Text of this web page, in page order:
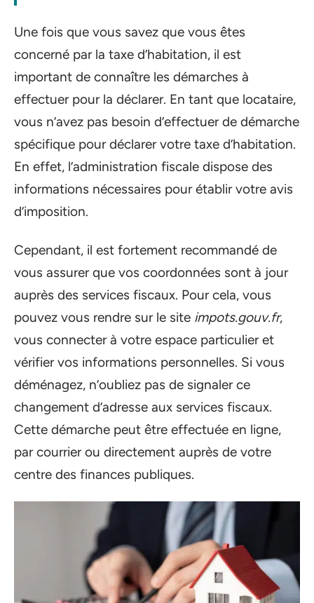
Une fois que vous savez que vous êtes
concerné par la taxe d’habitation, il est
important de connaître les démarches à
effectuer pour la déclarer. En tant que locataire,
vous n’avez pas besoin d’effectuer de démarche
spécifique pour déclarer votre taxe d’habitation.
En effet, l’administration fiscale dispose des
informations nécessaires pour établir votre avis
d’imposition.
Cependant, il est fortement recommandé de
vous assurer que vos coordonnées sont à jour
auprès des services fiscaux. Pour cela, vous
pouvez vous rendre sur le site impots.gouv.fr,
vous connecter à votre espace particulier et
vérifier vos informations personnelles. Si vous
déménagez, n’oubliez pas de signaler ce
changement d’adresse aux services fiscaux.
Cette démarche peut être effectuée en ligne,
par courrier ou directement auprès de votre
centre des finances publiques.